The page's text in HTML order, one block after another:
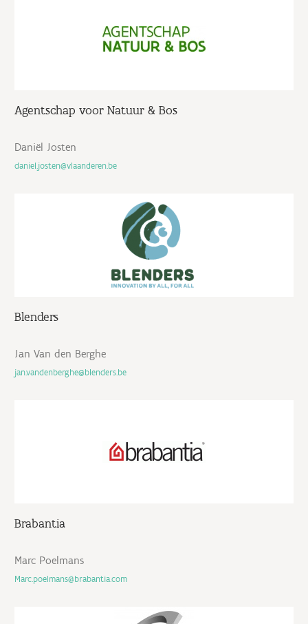
Agentschap voor Natuur & Bos
Daniël Josten
daniel.josten@vlaanderen.be
Blenders
Jan Van den Berghe
jan.vandenberghe@blenders.be
Brabantia
Marc Poelmans
Marc.poelmans@brabantia.com